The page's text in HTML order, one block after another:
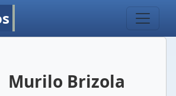
Murilo Brizola